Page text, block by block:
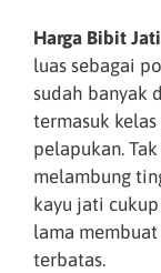
Harga Bibit
luas sebagai
sudah banyak
termasuk
pelapukan.
melambung
kayu jati
lama
terbatas.